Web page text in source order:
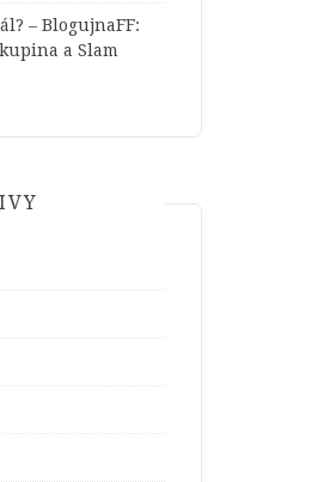
– BlogujnaFF:
a Slam